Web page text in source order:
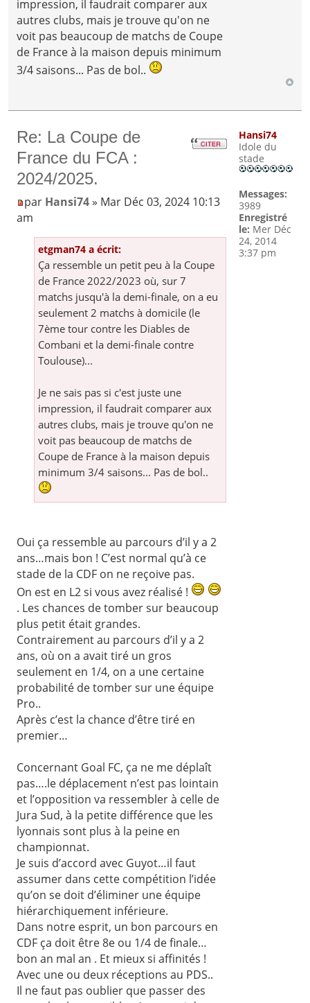
impression, il faudrait comparer aux
autres clubs, mais je trouve qu'on ne
voit pas beaucoup de matchs de Coupe
de France à la maison depuis minimum
3/4 saisons... Pas de bol..
Re: La Coupe de
France du FCA :
2024/2025.
par Hansi74» Mar Déc 03, 2024 10:13
am
etgman74 a écrit:
Ça ressemble un petit peu à la Coupe
de France 2022/2023 où, sur 7
matchs jusqu'à la demi-finale, on a eu
seulement 2 matchs à domicile (le
7ème tour contre les Diables de
Combani et la demi-finale contre
Toulouse)...
Je ne sais pas si c'est juste une
impression, il faudrait comparer aux
autres clubs, mais je trouve qu'on ne
voit pas beaucoup de matchs de
Coupe de France à la maison depuis
minimum 3/4 saisons... Pas de bol..
Oui ça ressemble au parcours d’il y a 2
ans…mais bon ! C’est normal qu’à ce
stade de la CDF on ne reçoive pas.
On est en L2 si vous avez réalisé !
. Les chances de tomber sur beaucoup
plus petit était grandes.
Contrairement au parcours d’il y a 2
ans, où on a avait tiré un gros
seulement en 1/4, on a une certaine
probabilité de tomber sur une équipe
Pro..
Après c’est la chance d’être tiré en
premier…
Concernant Goal FC, ça ne me déplaît
pas….le déplacement n’est pas lointain
et l’opposition va ressembler à celle de
Jura Sud, à la petite différence que les
lyonnais sont plus à la peine en
championnat.
Je suis d’accord avec Guyot…il faut
assumer dans cette compétition l’idée
qu’on se doit d’éliminer une équipe
hiérarchiquement inférieure.
Dans notre esprit, un bon parcours en
CDF ça doit être 8e ou 1/4 de finale…
bon an mal an . Et mieux si affinités !
Avec une ou deux réceptions au PDS..
Il ne faut pas oublier que passer des
Hansi74
Idole du
stade
Messages:
3989
Enregistré
le: Mer Déc
24, 2014
3:37 pm